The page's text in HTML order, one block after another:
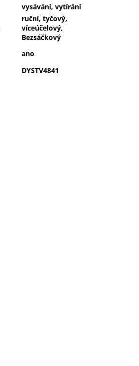
vysávání, vytírání
ruční, tyčový,
víceúčelový,
Bezsáčkový
ano
DYSTV4841